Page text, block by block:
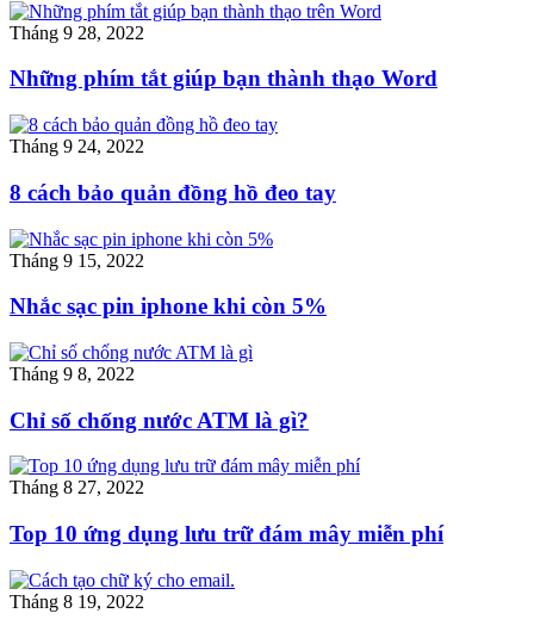
Tháng 9 28, 2022
Những phím tắt giúp bạn thành thạo Word
Tháng 9 24, 2022
8 cách bảo quản đồng hồ đeo tay
Tháng 9 15, 2022
Nhắc sạc pin iphone khi còn 5%
Tháng 9 8, 2022
Chỉ số chống nước ATM là gì?
Tháng 8 27, 2022
Top 10 ứng dụng lưu trữ đám mây miễn phí
Tháng 8 19, 2022